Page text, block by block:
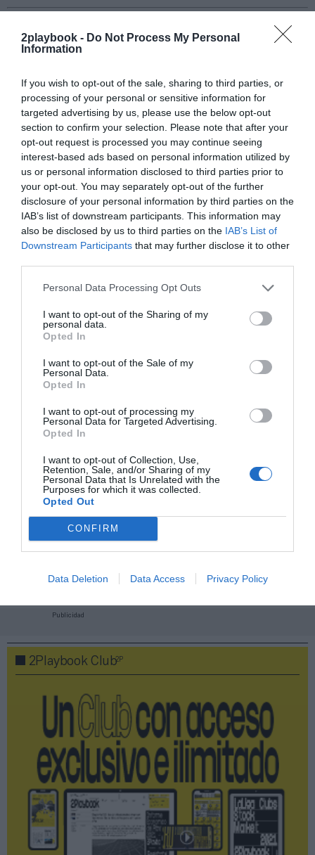
2playbook - Do Not Process My Personal
Information
If you wish to opt-out of the sale, sharing to third parties, or
processing of your personal or sensitive information for
targeted advertising by us, please use the below opt-out
section to confirm your selection. Please note that after your
opt-out request is processed you may continue seeing
interest-based ads based on personal information utilized by
us or personal information disclosed to third parties prior to
your opt-out. You may separately opt-out of the further
disclosure of your personal information by third parties on the
IAB’s list of downstream participants. This information may
also be disclosed by us to third parties on the IAB’s List of
Downstream Participants that may further disclose it to other
Personal Data Processing Opt Outs
I want to opt-out of the Sharing of my
personal data.
Opted In
I want to opt-out of the Sale of my
Personal Data.
Opted In
I want to opt-out of processing my
Personal Data for Targeted Advertising.
Opted In
I want to opt-out of Collection, Use,
Retention, Sale, and/or Sharing of my
Personal Data that Is Unrelated with the
Purposes for which it was collected.
Opted Out
CONFIRM
Data Deletion Data Access Privacy Policy
Índex2P
Real Zaragoza
Nombramiento
Operaciones corporativas
Intelligence 2P es la unidad de estrategia e
inteligencia de mercado de 2Playbook, cuya plataforma
clubes de LaLiga, Liga F y Primera Federación; 200
clubes de ligas europeas; 22 clubes de ACB y Primera
FEB.
La plataforma de datos monitoriza más de 34.000
contratos de patrocinio, de los que 25.000
corresponden al mercado español y más de 8.000 a
propiedades deportivas y competiciones internacionales,
segmentados por competición, tipología de activos,
marcas, categorías de producto y valor económico
aproximado de cada acuerdo. Si quieres más
información, contacta con nosotros
enintelligence@2playbook.com.
Mantente informado con las últimas noticias de actualidad.
Publicidad
2Playbook Club2P